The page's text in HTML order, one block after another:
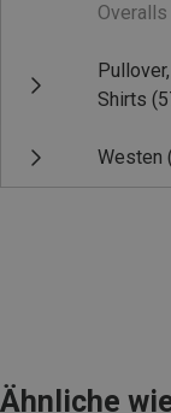
Overalls
Shirts
Westen
Ähnliche